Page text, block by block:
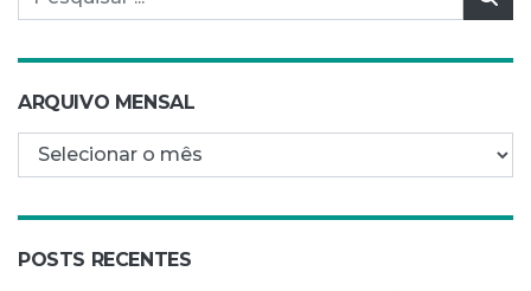
ARQUIVO MENSAL
Arquivo mensal
POSTS RECENTES